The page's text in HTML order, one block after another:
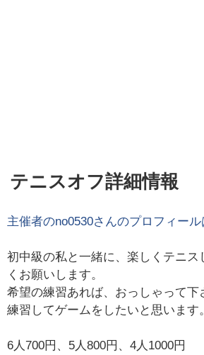
テニスオフ詳細情報
主催者のno0530さんのプロフィール
初中級の私と一緒に、楽しくテニス
くお願いします。
希望の練習あれば、おっしゃって下
練習してゲームをしたいと思います。
6人700円、5人800円、4人1000円